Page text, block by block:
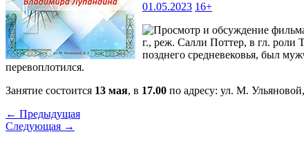
01.05.2023 16+
г., реж. Салли Поттер, в гл. роли
позднего средневековья, был
перевоплотился.
Занятие состоится 13 мая, в 17.00 по адресу: ул. М.
← Предыдущая
Следующая →